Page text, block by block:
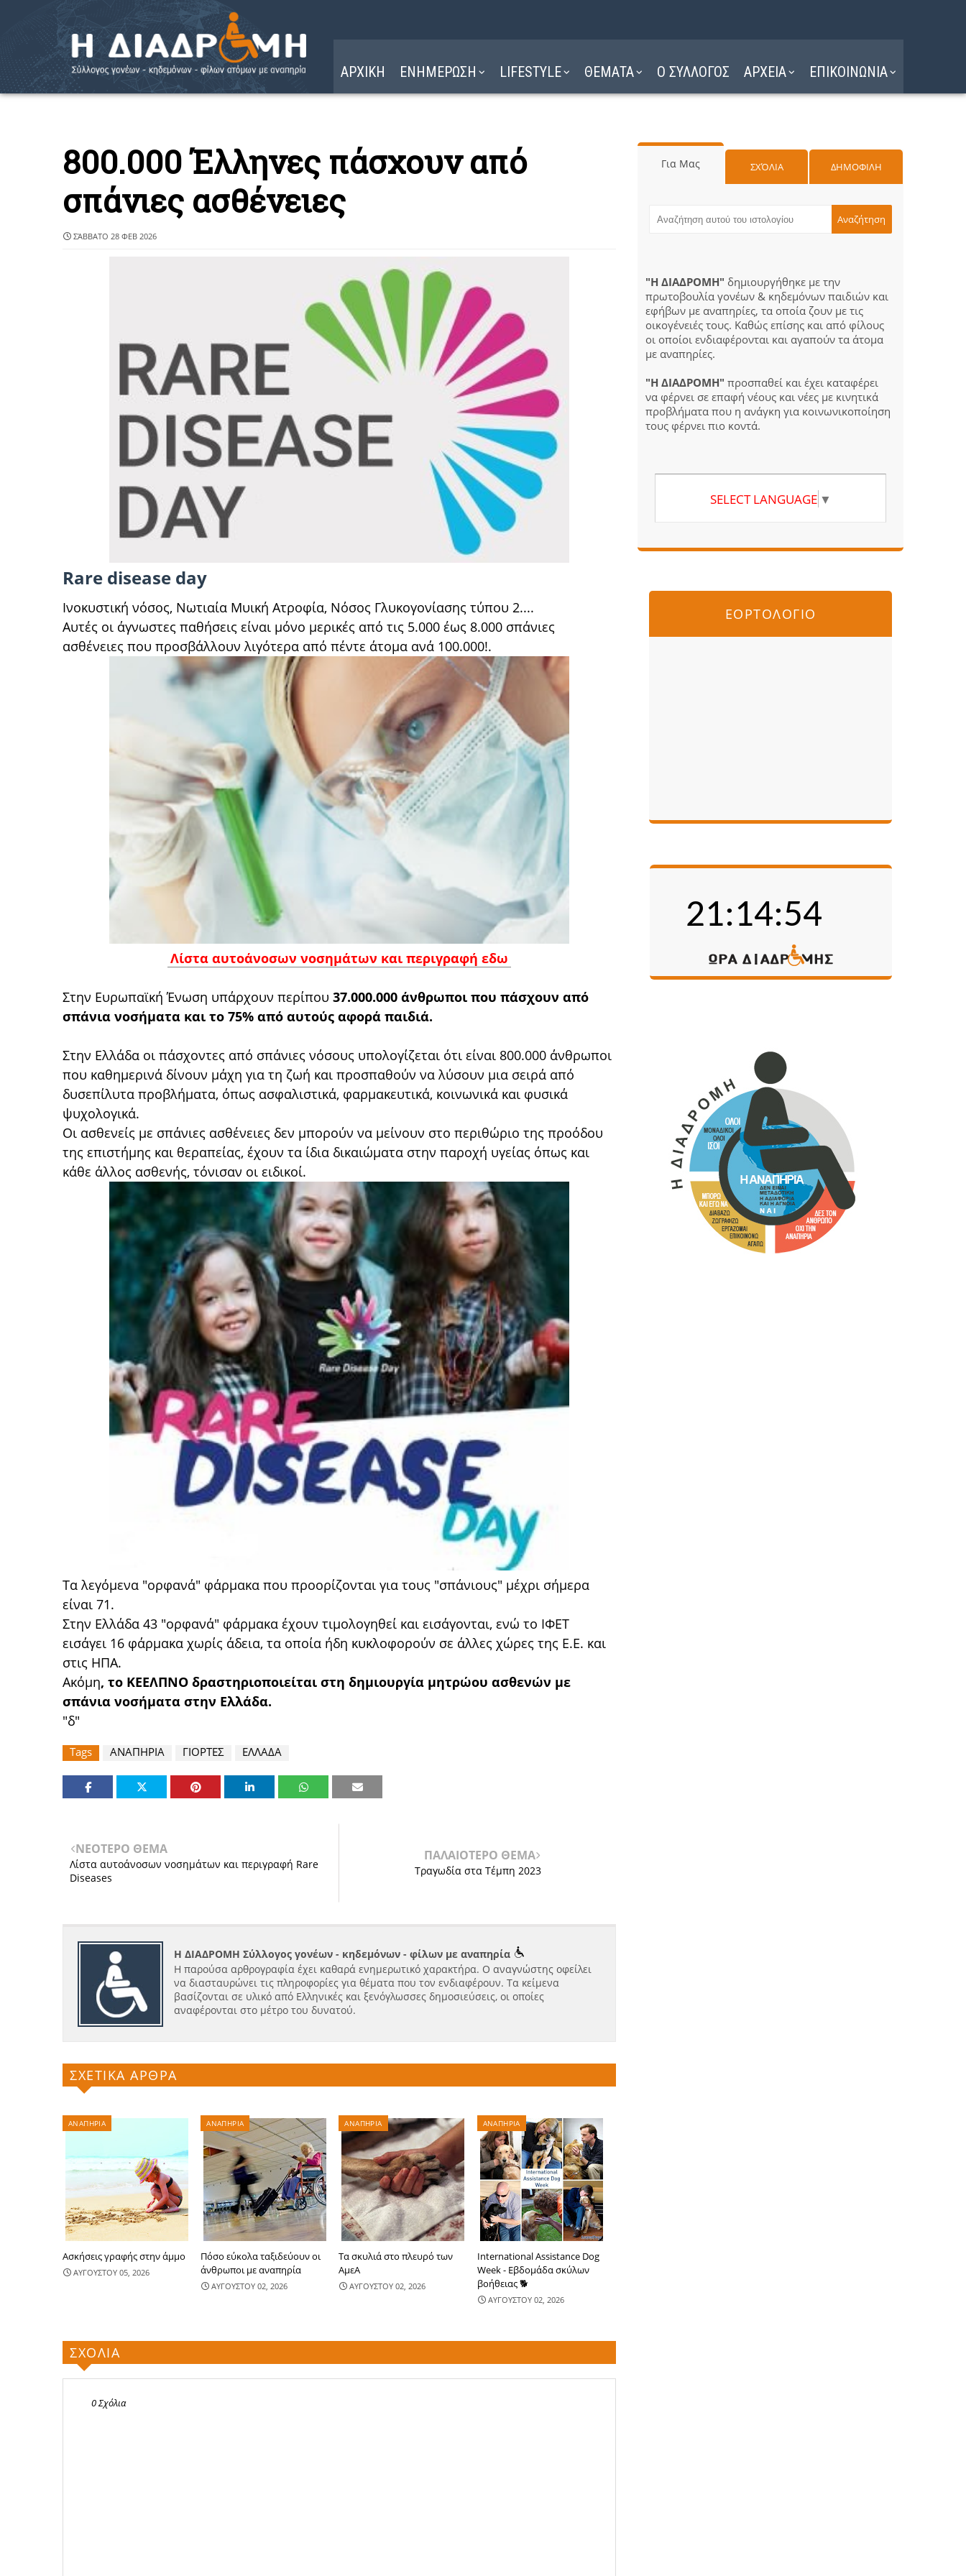
ΑΡΧΙΚΗ ΕΝΗΜΕΡΩΣΗ LIFESTYLE ΘΕΜΑΤΑ Ο ΣΥΛΛΟΓΟΣ ΑΡΧΕΙΑ ΕΠΙΚΟΙΝΩΝΙΑ
800.000 Έλληνες πάσχουν από
σπάνιες ασθένειες
ΣΆΒΒΑΤΟ 28 ΦΕΒ 2026
Rare disease day
Ινοκυστική νόσος, Νωτιαία Μυική Ατροφία, Νόσος Γλυκογονίασης τύπου 2....
Αυτές οι άγνωστες παθήσεις είναι μόνο μερικές από τις 5.000 έως 8.000 σπάνιες
ασθένειες που προσβάλλουν λιγότερα από πέντε άτομα ανά 100.000!.
Λίστα αυτοάνοσων νοσημάτων και περιγραφή εδω
Στην Ευρωπαϊκή Ένωση υπάρχουν περίπου 37.000.000 άνθρωποι που πάσχουν από
σπάνια νοσήματα και το 75% από αυτούς αφορά παιδιά.
Στην Ελλάδα οι πάσχοντες από σπάνιες νόσους υπολογίζεται ότι είναι 800.000 άνθρωποι
που καθημερινά δίνουν μάχη για τη ζωή και προσπαθούν να λύσουν μια σειρά από
δυσεπίλυτα προβλήματα, όπως ασφαλιστικά, φαρμακευτικά, κοινωνικά και φυσικά
ψυχολογικά.
Οι ασθενείς με σπάνιες ασθένειες δεν μπορούν να μείνουν στο περιθώριο της προόδου
της επιστήμης και θεραπείας, έχουν τα ίδια δικαιώματα στην παροχή υγείας όπως και
κάθε άλλος ασθενής, τόνισαν οι ειδικοί.
Τα λεγόμενα "ορφανά" φάρμακα που προορίζονται για τους "σπάνιους" μέχρι σήμερα
είναι 71.
Στην Ελλάδα 43 "ορφανά" φάρμακα έχουν τιμολογηθεί και εισάγονται, ενώ το ΙΦΕΤ
εισάγει 16 φάρμακα χωρίς άδεια, τα οποία ήδη κυκλοφορούν σε άλλες χώρες της Ε.Ε. και
στις ΗΠΑ.
Ακόμη, το ΚΕΕΛΠΝΟ δραστηριοποιείται στη δημιουργία μητρώου ασθενών με
σπάνια νοσήματα στην Ελλάδα.
"δ"
Tags ΑΝΑΠΗΡΙΑ ΓΙΟΡΤΕΣ ΕΛΛΑΔΑ
ΝΕΟΤΕΡΟ ΘΕΜΑ
Λίστα αυτοάνοσων νοσημάτων και περιγραφή Rare
Diseases
ΠΑΛΑΙΟΤΕΡΟ ΘΕΜΑ
Τραγωδία στα Τέμπη 2023
Η ΔΙΑΔΡΟΜΗ Σύλλογος γονέων - κηδεμόνων - φίλων με αναπηρία
Η παρούσα αρθρογραφία έχει καθαρά ενημερωτικό χαρακτήρα. Ο αναγνώστης οφείλει
να διασταυρώνει τις πληροφορίες για θέματα που τον ενδιαφέρουν. Τα κείμενα
βασίζονται σε υλικό από Ελληνικές και ξενόγλωσσες δημοσιεύσεις, οι οποίες
αναφέρονται στο μέτρο του δυνατού.
ΣΧΕΤΙΚΑ ΑΡΘΡΑ
ΑΝΑΠΗΡΙΑ
Ασκήσεις γραφής στην άμμο
ΑΥΓΟΥΣΤΟΥ 05, 2026
ΑΝΑΠΗΡΙΑ
Πόσο εύκολα ταξιδεύουν οι
άνθρωποι με αναπηρία
ΑΥΓΟΥΣΤΟΥ 02, 2026
ΑΝΑΠΗΡΙΑ
Τα σκυλιά στο πλευρό των
ΑμεΑ
ΑΥΓΟΥΣΤΟΥ 02, 2026
ΑΝΑΠΗΡΙΑ
International Assistance Dog
Week - Εβδομάδα σκύλων
βοήθειας 🐕
ΑΥΓΟΥΣΤΟΥ 02, 2026
ΣΧΟΛΙΑ
0 Σχόλια
Για Μας ΣΧΌΛΙΑ ΔΗΜΟΦΙΛΗ
"Η ΔΙΑΔΡΟΜΗ" δημιουργήθηκε με την
πρωτοβουλία γονέων & κηδεμόνων παιδιών και
εφήβων με αναπηρίες, τα οποία ζουν με τις
οικογένειές τους. Καθώς επίσης και από φίλους
οι οποίοι ενδιαφέρονται και αγαπούν τα άτομα
με αναπηρίες.
"Η ΔΙΑΔΡΟΜΗ" προσπαθεί και έχει καταφέρει
να φέρνει σε επαφή νέους και νέες με κινητικά
προβλήματα που η ανάγκη για κοινωνικοποίηση
τους φέρνει πιο κοντά.
SELECT LANGUAGE ▼
ΕΟΡΤΟΛΟΓΙΟ